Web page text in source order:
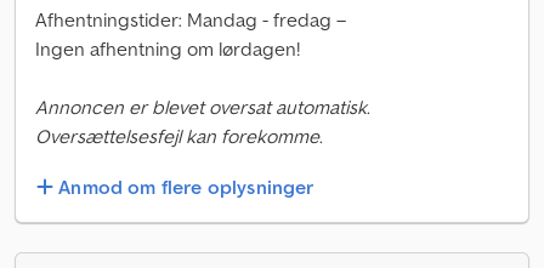
Afhentningstider: Mandag - fredag –
Ingen afhentning om lørdagen!
Annoncen er blevet oversat automatisk.
Oversættelsesfejl kan forekomme.
Anmod om flere oplysninger